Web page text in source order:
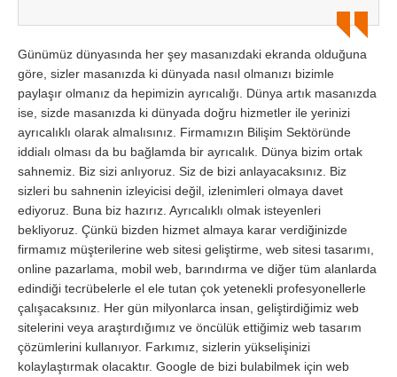
Günümüz dünyasında her şey masanızdaki ekranda olduğuna
göre, sizler masanızda ki dünyada nasıl olmanızı bizimle
paylaşır olmanız da hepimizin ayrıcalığı. Dünya artık masanızda
ise, sizde masanızda ki dünyada doğru hizmetler ile yerinizi
ayrıcalıklı olarak almalısınız. Firmamızın Bilişim Sektöründe
iddialı olması da bu bağlamda bir ayrıcalık. Dünya bizim ortak
sahnemiz. Biz sizi anlıyoruz. Siz de bizi anlayacaksınız. Biz
sizleri bu sahnenin izleyicisi değil, izlenimleri olmaya davet
ediyoruz. Buna biz hazırız. Ayrıcalıklı olmak isteyenleri
bekliyoruz. Çünkü bizden hizmet almaya karar verdiğinizde
firmamız müşterilerine web sitesi geliştirme, web sitesi tasarımı,
online pazarlama, mobil web, barındırma ve diğer tüm alanlarda
edindiği tecrübelerle el ele tutan çok yetenekli profesyonellerle
çalışacaksınız. Her gün milyonlarca insan, geliştirdiğimiz web
sitelerini veya araştırdığımız ve öncülük ettiğimiz web tasarım
çözümlerini kullanıyor. Farkımız, sizlerin yükselişinizi
kolaylaştırmak olacaktır. Google de bizi bulabilmek için web